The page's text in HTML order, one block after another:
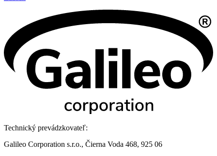
Technický prevádzkovateľ:
Galileo Corporation s.r.o., Čierna Voda 468, 925 06